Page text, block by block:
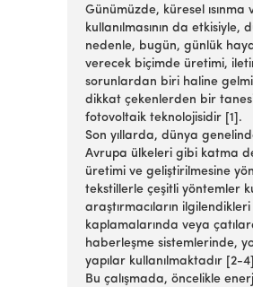
Günümüzde, küresel ısınma
kullanılmasının da
nedenle, bugün, günlük
verecek biçimde üretimi,
sorunlardan biri haline
dikkat çekenlerden bir
fotovoltaik teknolojisidir [1].
Son yıllarda, dünya
Avrupa ülkeleri gibi katma
üretimi ve geliştirilmesine
tekstillerle çeşitli yöntemler
araştırmacıların
kaplamalarında veya
haberleşme sistemlerinde,
yapılar kullanılmaktadır [2-
Bu çalışmada, öncelikle